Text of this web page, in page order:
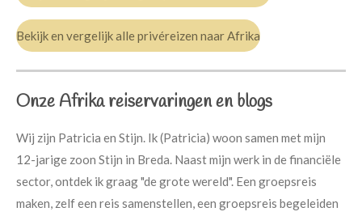
Bekijk en vergelijk alle privéreizen naar Afrika
Onze Afrika reiservaringen en blogs
Wij zijn Patricia en Stijn. Ik (Patricia) woon samen met mijn
12-jarige zoon Stijn in Breda. Naast mijn werk in de financiële
sector, ontdek ik graag "de grote wereld". Een groepsreis
maken, zelf een reis samenstellen, een groepsreis begeleiden